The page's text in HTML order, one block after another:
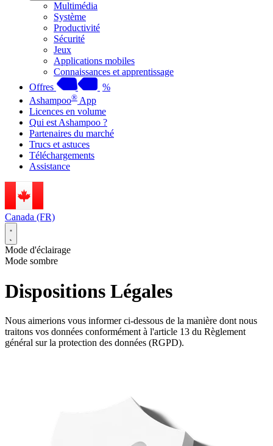
Multimédia
Système
Productivité
Sécurité
Jeux
Applications mobiles
Connaissances et apprentissage
Offres
%
Ashampoo® App
Licences en volume
Qui est Ashampoo ?
Partenaires du marché
Trucs et astuces
Téléchargements
Assistance
Canada (FR)
Mode d'éclairage
Mode sombre
Dispositions Légales
Nous aimerions vous informer ci-dessous de la manière dont nous
traitons vos données conformément à l'article 13 du Règlement
général sur la protection des données (RGPD).